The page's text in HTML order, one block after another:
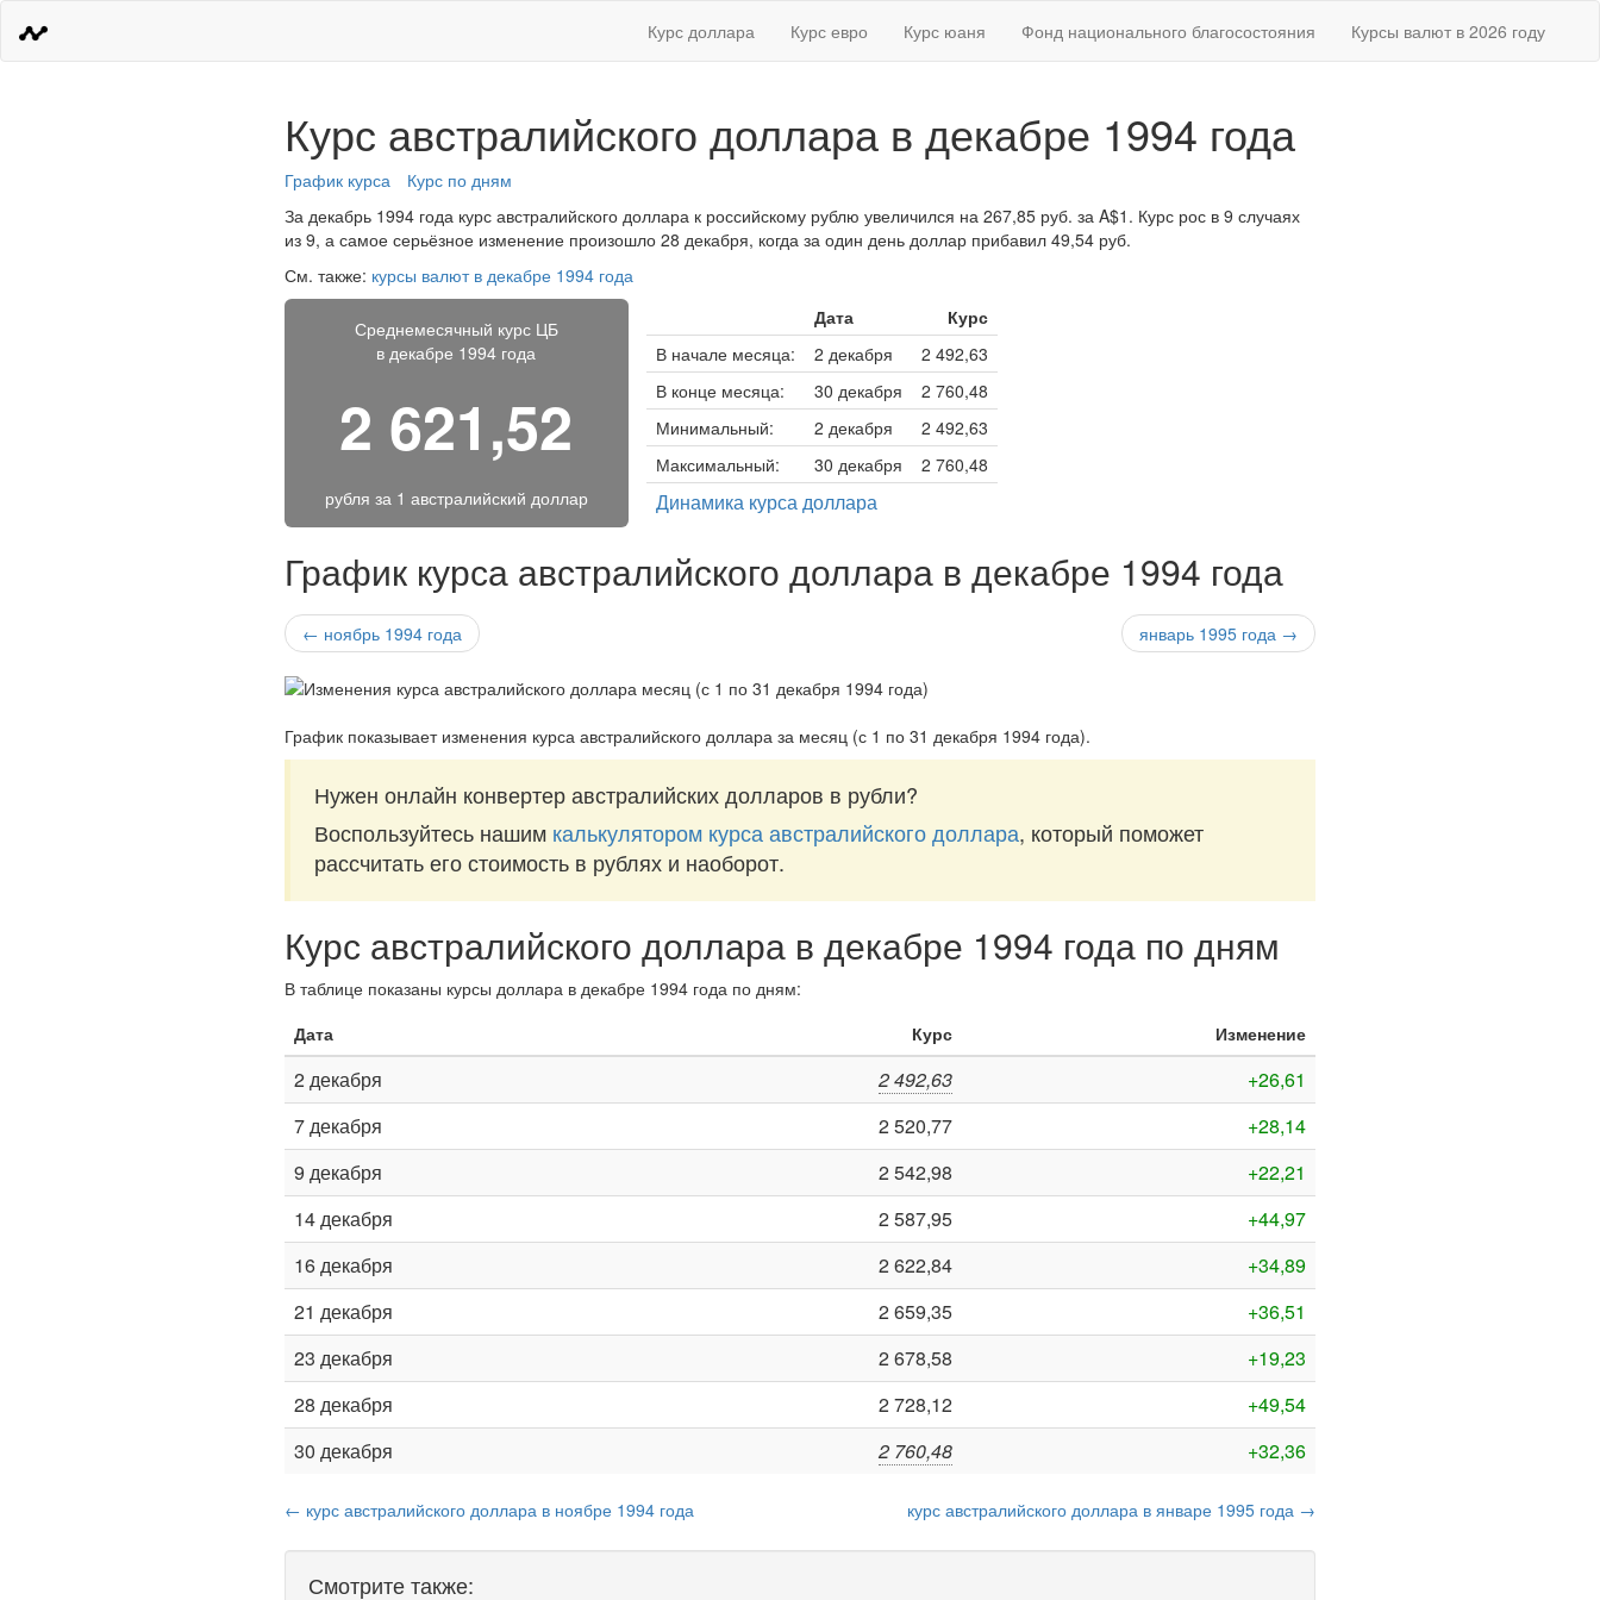
Курс доллара Курс евро Курс юаня Фонд национального благосостояния Курсы валют в 2026 году
Курс австралийского доллара в декабре 1994 года
График курса
Курс по дням
За декабрь 1994 года курс австралийского доллара к российскому рублю увеличился на 267,85 руб. за A$1. Курс рос в 9 случаях
из 9, а самое серьёзное изменение произошло 28 декабря, когда за один день доллар прибавил 49,54 руб.
См. также: курсы валют в декабре 1994 года
Среднемесячный курс ЦБ
в декабре 1994 года
2 621,52
рубля за 1 австралийский доллар
Дата
Курс
В начале месяца:
2 декабря
2 492,63
В конце месяца:
30 декабря
2 760,48
Минимальный:
2 декабря
2 492,63
Максимальный:
30 декабря 2 760,48
Динамика курса доллара
График курса австралийского доллара в декабре 1994 года
← ноябрь 1994 года январь 1995 года →
График показывает изменения курса австралийского доллара за месяц (с 1 по 31 декабря 1994 года).
Нужен онлайн конвертер австралийских долларов в рубли?
Воспользуйтесь нашим калькулятором курса австралийского доллара, который поможет
рассчитать его стоимость в рублях и наоборот.
Курс австралийского доллара в декабре 1994 года по дням
В таблице показаны курсы доллара в декабре 1994 года по дням:
Дата
Курс Изменение
2 декабря 2 492,63
+26,61
7 декабря
2 520,77
+28,14
9 декабря
2 542,98
+22,21
14 декабря
2 587,95
+44,97
16 декабря
2 622,84
+34,89
21 декабря
2 659,35
+36,51
23 декабря
2 678,58
+19,23
28 декабря
2 728,12
+49,54
30 декабря
2 760,48 +32,36
← курс австралийского доллара в ноябре 1994 года курс австралийского доллара в январе 1995 года →
Смотрите также: